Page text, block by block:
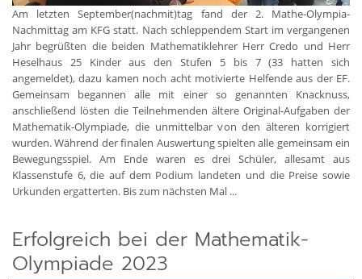
Am letzten September(nachmit)tag fand der 2. Mathe-Olympia-
Nachmittag am KFG statt. Nach schleppendem Start im vergangenen
Jahr begrüßten die beiden Mathematiklehrer Herr Credo und Herr
Heselhaus 25 Kinder aus den Stufen 5 bis 7 (33 hatten sich
angemeldet), dazu kamen noch acht motivierte Helfende aus der EF.
Gemeinsam begannen alle mit einer so genannten Knacknuss,
anschließend lösten die Teilnehmenden ältere Original-Aufgaben der
Mathematik-Olympiade, die unmittelbar von den älteren korrigiert
wurden. Während der finalen Auswertung spielten alle gemeinsam ein
Bewegungsspiel. Am Ende waren es drei Schüler, allesamt aus
Klassenstufe 6, die auf dem Podium landeten und die Preise sowie
Urkunden ergatterten. Bis zum nächsten Mal ...
Erfolgreich bei der Mathematik-
Olympiade 2023